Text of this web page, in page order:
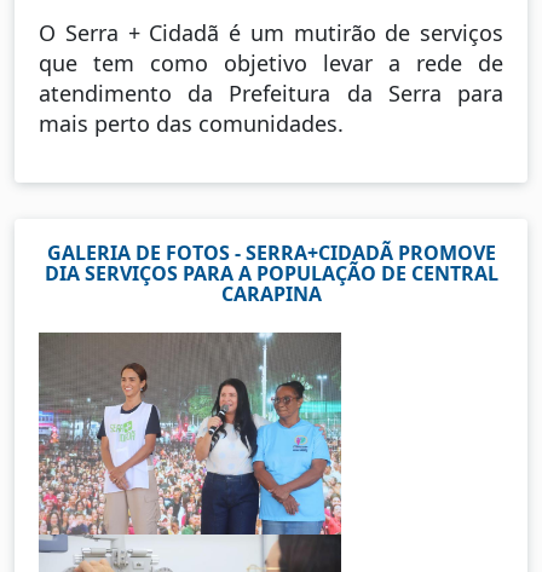
O Serra + Cidadã é um mutirão de serviços
que tem como objetivo levar a rede de
atendimento da Prefeitura da Serra para
mais perto das comunidades.
GALERIA DE FOTOS - SERRA+CIDADÃ PROMOVE
DIA SERVIÇOS PARA A POPULAÇÃO DE CENTRAL
CARAPINA